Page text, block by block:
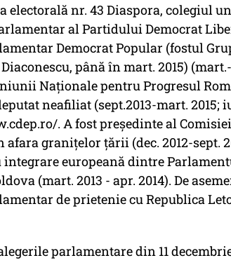
electorală nr. 43 Diaspora, colegiul
al Partidului Democrat
Democrat Popular (fostul
până în mart. 2015)
Naționale pentru Progresul
neafiliat (sept.2013-mart. 2015;
. A fost președinte al
granițelor țării (dec. 2012-sept.
europeană dintre
(mart. 2013 - apr. 2014). De
de prietenie cu Republica
parlamentare din 11